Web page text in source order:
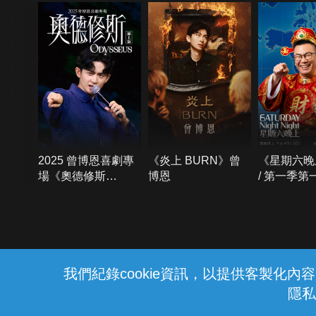
我們紀錄cookie資訊，以提供客製化內
隱
2025 曾博恩喜劇專
場《奧德修斯
《炎上 BURN》曾
博恩
《星期六
/ 第一季第